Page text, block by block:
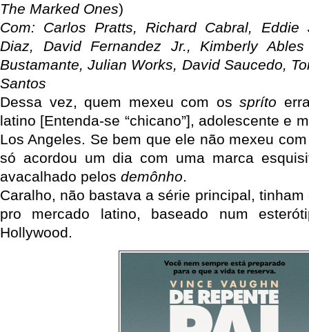
The Marked Ones)
Com: Carlos Pratts, Richard Cabral, Eddie
Diaz, David Fernandez Jr., Kimberly
Bustamante, Julian Works, David Saucedo,
Santos
Dessa vez, quem mexeu com osspríto
latino [Entenda-se “chicano”], adolescente e
Los Angeles. Se bem que ele não mexeu
só acordou um dia com uma marca
avacalhado pelos demônho.
Caralho, não bastava a série principal,
pro mercado latino, baseado num
Hollywood.